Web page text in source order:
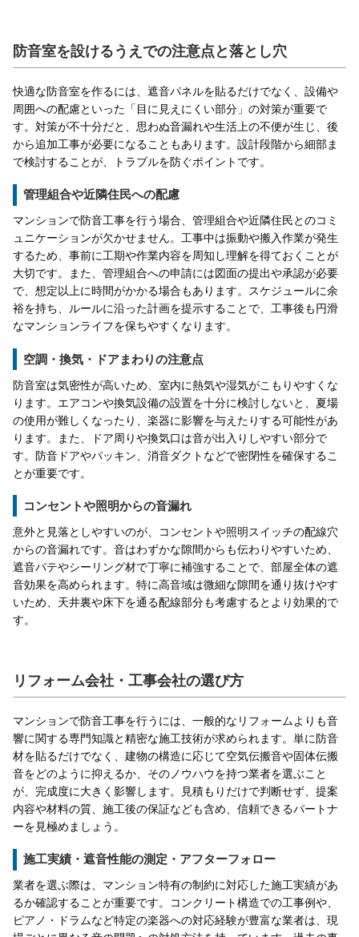
防音室を設けるうえでの注意点と落とし穴
快適な防音室を作るには、遮音パネルを貼るだけでなく、設備や
周囲への配慮といった「目に見えにくい部分」の対策が重要で
す。対策が不十分だと、思わぬ音漏れや生活上の不便が生じ、後
から追加工事が必要になることもあります。設計段階から細部ま
で検討することが、トラブルを防ぐポイントです。
管理組合や近隣住民への配慮
マンションで防音工事を行う場合、管理組合や近隣住民とのコミ
ュニケーションが欠かせません。工事中は振動や搬入作業が発生
するため、事前に工期や作業内容を周知し理解を得ておくことが
大切です。また、管理組合への申請には図面の提出や承認が必要
で、想定以上に時間がかかる場合もあります。スケジュールに余
裕を持ち、ルールに沿った計画を提示することで、工事後も円滑
なマンションライフを保ちやすくなります。
空調・換気・ドアまわりの注意点
防音室は気密性が高いため、室内に熱気や湿気がこもりやすくな
ります。エアコンや換気設備の設置を十分に検討しないと、夏場
の使用が難しくなったり、楽器に影響を与えたりする可能性があ
ります。また、ドア周りや換気口は音が出入りしやすい部分で
す。防音ドアやパッキン、消音ダクトなどで密閉性を確保するこ
とが重要です。
コンセントや照明からの音漏れ
意外と見落としやすいのが、コンセントや照明スイッチの配線穴
からの音漏れです。音はわずかな隙間からも伝わりやすいため、
遮音パテやシーリング材で丁寧に補強することで、部屋全体の遮
音効果を高められます。特に高音域は微細な隙間を通り抜けやす
いため、天井裏や床下を通る配線部分も考慮するとより効果的で
す。
リフォーム会社・工事会社の選び方
マンションで防音工事を行うには、一般的なリフォームよりも音
響に関する専門知識と精密な施工技術が求められます。単に防音
材を貼るだけでなく、建物の構造に応じて空気伝搬音や固体伝搬
音をどのように抑えるか、そのノウハウを持つ業者を選ぶこと
が、完成度に大きく影響します。見積もりだけで判断せず、提案
内容や材料の質、施工後の保証なども含め、信頼できるパートナ
ーを見極めましょう。
施工実績・遮音性能の測定・アフターフォロー
業者を選ぶ際は、マンション特有の制約に対応した施工実績があ
るか確認することが重要です。コンクリート構造での工事例や、
ピアノ・ドラムなど特定の楽器への対応経験が豊富な業者は、現